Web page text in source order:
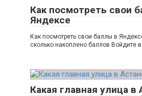
Как посмотреть свои
Яндексе
Как посмотреть свои баллы в
сколько накоплено баллов Войдите
Какая главная улица в